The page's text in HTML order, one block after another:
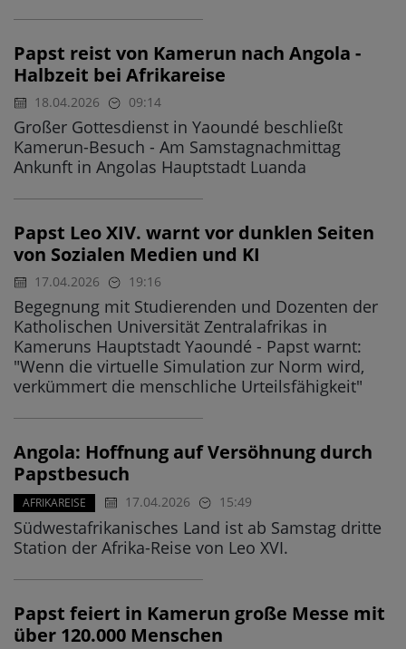
Papst reist von Kamerun nach Angola -
Halbzeit bei Afrikareise
18.04.2026 09:14
Großer Gottesdienst in Yaoundé beschließt
Kamerun-Besuch - Am Samstagnachmittag
Ankunft in Angolas Hauptstadt Luanda
Papst Leo XIV. warnt vor dunklen Seiten
von Sozialen Medien und KI
17.04.2026 19:16
Begegnung mit Studierenden und Dozenten der
Katholischen Universität Zentralafrikas in
Kameruns Hauptstadt Yaoundé - Papst warnt:
"Wenn die virtuelle Simulation zur Norm wird,
verkümmert die menschliche Urteilsfähigkeit"
Angola: Hoffnung auf Versöhnung durch
Papstbesuch
AFRIKAREISE 17.04.2026 15:49
Südwestafrikanisches Land ist ab Samstag dritte
Station der Afrika-Reise von Leo XVI.
Papst feiert in Kamerun große Messe mit
über 120.000 Menschen